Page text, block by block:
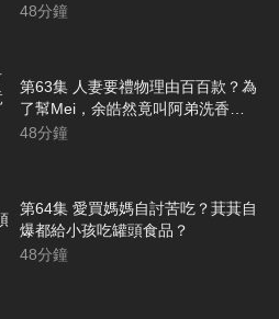
48分鐘
第63集 人妻要禮物理由百百款？為
了幫Mei，余皓然竟叫阿弟洗香香
等她？！
48分鐘
第64集 愛買媽媽自討苦吃？萁萁自
爆都給小孩吃罐頭食品？
48分鐘